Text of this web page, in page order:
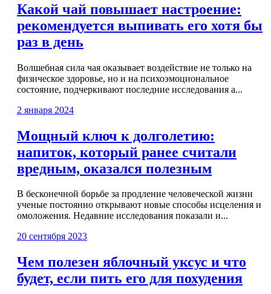
Какой чай повышает настроение:
рекомендуется выпивать его хотя бы
раз в день
Волшебная сила чая оказывает воздействие не только на
физическое здоровье, но и на психоэмоциональное
состояние, подчеркивают последние исследования а...
2 января 2024
Мощный ключ к долголетию:
напиток, который ранее считали
вредным, оказался полезным
В бесконечной борьбе за продление человеческой жизни
ученые постоянно открывают новые способы исцеления и
омоложения. Недавние исследования показали и...
20 сентября 2023
Чем полезен яблочный уксус и что
будет, если пить его для похудения